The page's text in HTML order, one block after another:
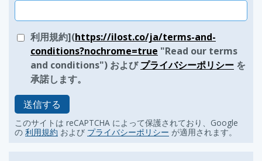
利用規約](https://ilost.co/ja/terms-and-
conditions?nochrome=true "Read our terms
and conditions") およびプライバシーポリシー を
承諾します。
送信する
このサイトは reCAPTCHA によって保護されており、Google
の 利用規約 および プライバシーポリシー が適用されます。